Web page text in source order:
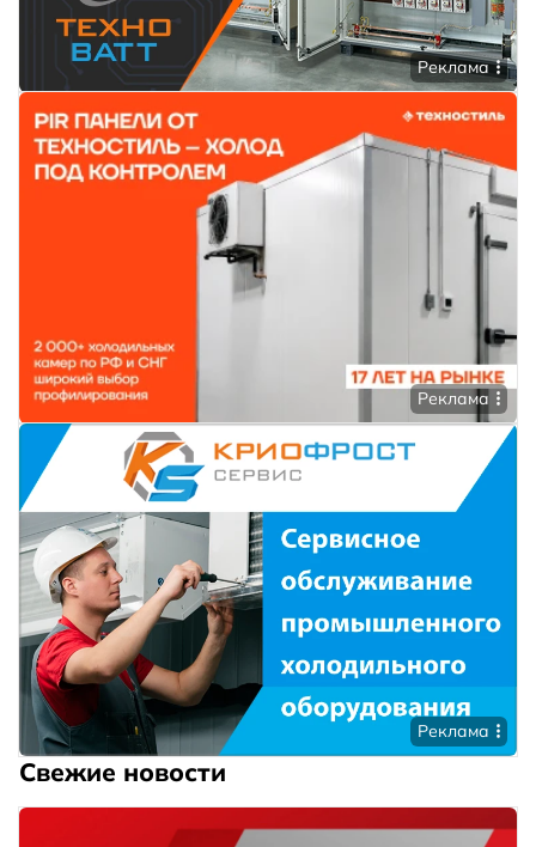
Реклама
Реклама
Реклама
Свежие новости